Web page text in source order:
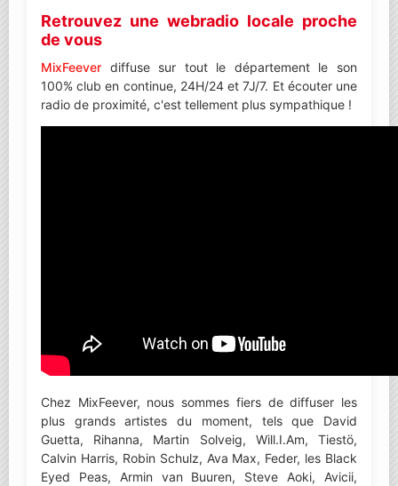
Retrouvez une webradio locale proche
de vous
MixFeever diffuse sur tout le département le son
100% club en continue, 24H/24 et 7J/7. Et écouter une
radio de proximité, c'est tellement plus sympathique !
Chez MixFeever, nous sommes fiers de diffuser les
plus grands artistes du moment, tels que David
Guetta, Rihanna, Martin Solveig, Will.I.Am, Tiestö,
Calvin Harris, Robin Schulz, Ava Max, Feder, les Black
Eyed Peas, Armin van Buuren, Steve Aoki, Avicii,